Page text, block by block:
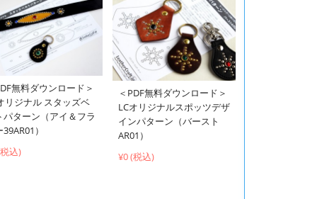
無料ダウンロード＞
リジナル スタッズベ
パターン（アイ＆フラ
）
込)
＜PDF無料ダウンロード＞
LCオリジナルスポッツデザ
インパターン（バースト
AR01）
¥0 (税込)